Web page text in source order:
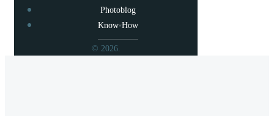
Photoblog
Know-How
© 2026.